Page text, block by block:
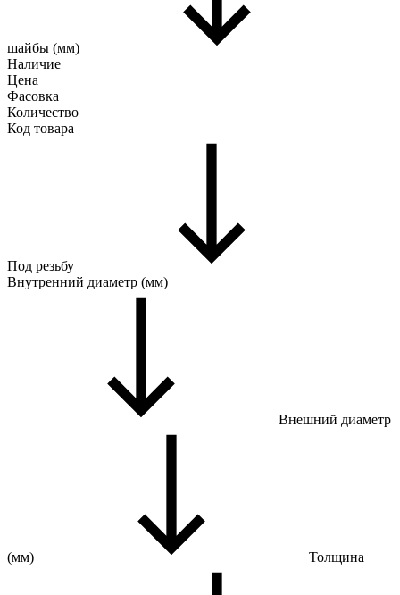
шайбы (мм)
Наличие
Цена
Фасовка
Количество
Код товара
Под резьбу
Внутренний диаметр (мм)
Внешний диаметр
(мм) Толщина